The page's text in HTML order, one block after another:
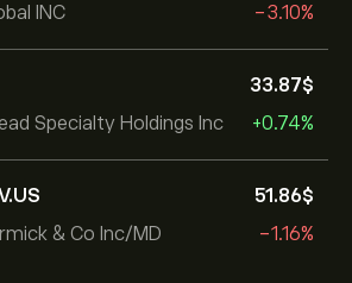
INC
-3.10%
Specialty Holdings Inc
33.87‎$‎
+0.74%
& Co Inc/MD
51.86‎$‎
-1.16%